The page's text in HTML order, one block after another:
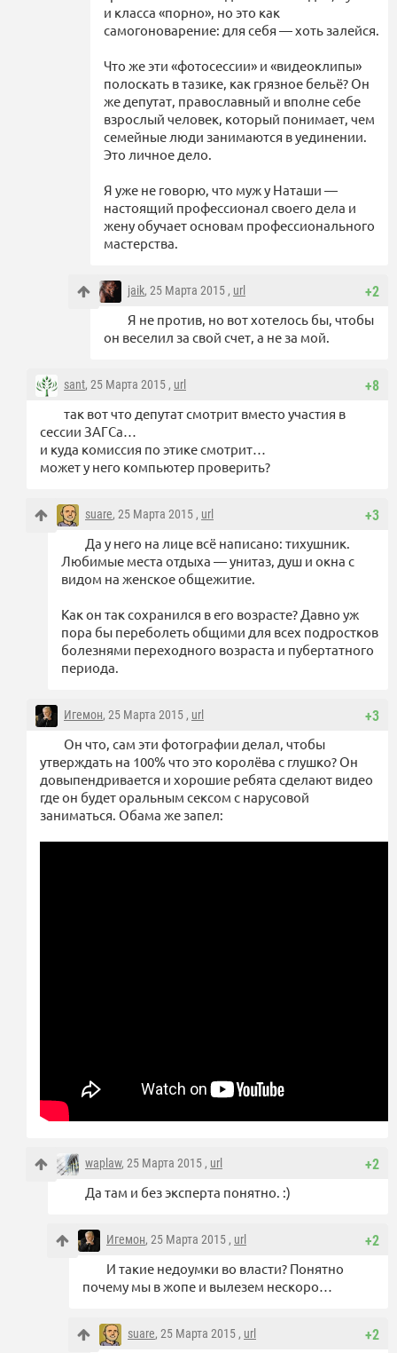
и класса «порно», но это как
самогоноварение: для себя — хоть залейся.
Что же эти «фотосессии» и «видеоклипы»
полоскать в тазике, как грязное бельё? Он
же депутат, православный и вполне себе
взрослый человек, который понимает, чем
семейные люди занимаются в уединении.
Это личное дело.
Я уже не говорю, что муж у Наташи —
настоящий профессионал своего дела и
жену обучает основам профессионального
мастерства.
+2
jaik, 25 Марта 2015 , url
Я не против, но вот хотелось бы, чтобы
он веселил за свой счет, а не за мой.
+8
sant, 25 Марта 2015 , url
так вот что депутат смотрит вместо участия в
сессии ЗАГСа…
и куда комиссия по этике смотрит…
может у него компьютер проверить?
+3
suare, 25 Марта 2015 , url
Да у него на лице всё написано: тихушник.
Любимые места отдыха — унитаз, душ и окна с
видом на женское общежитие.
Как он так сохранился в его возрасте? Давно уж
пора бы переболеть общими для всех подростков
болезнями переходного возраста и пубертатного
периода.
+3
Игемон, 25 Марта 2015 , url
Он что, сам эти фотографии делал, чтобы
утверждать на 100% что это королёва с глушко? Он
довыпендривается и хорошие ребята сделают видео
где он будет оральным сексом с нарусовой
заниматься. Обама же запел:
+2
waplaw, 25 Марта 2015 , url
Да там и без эксперта понятно. :)
+2
Игемон, 25 Марта 2015 , url
И такие недоумки во власти? Понятно
почему мы в жопе и вылезем нескоро…
+2
suare, 25 Марта 2015 , url